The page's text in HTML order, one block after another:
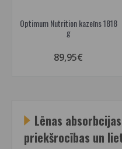
Optimum Nutrition kazeīns 1818
g
89,95€
Lēnas
priekšrocības un